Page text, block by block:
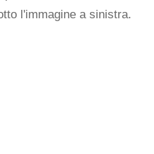
l'immagine a sinistra.